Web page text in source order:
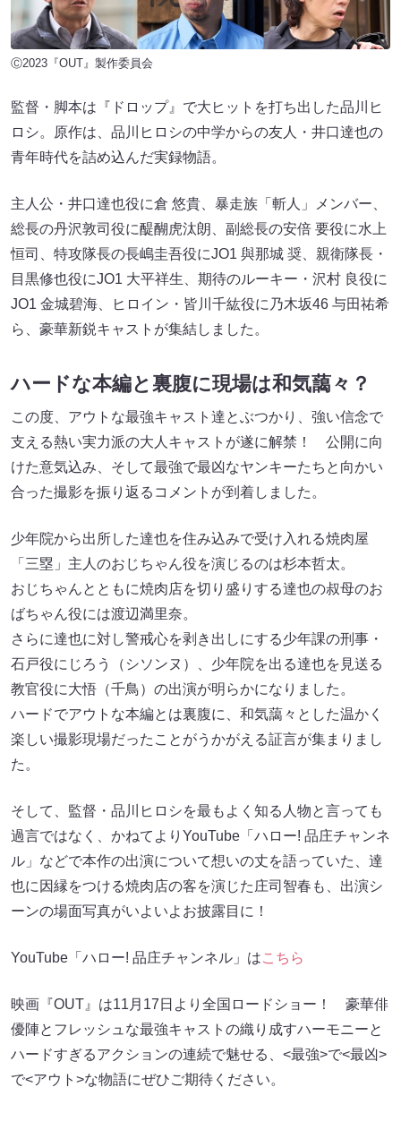
Ⓒ2023『OUT』製作委員会
監督・脚本は『ドロップ』で大ヒットを打ち出した品川ヒ
ロシ。原作は、品川ヒロシの中学からの友人・井口達也の
青年時代を詰め込んだ実録物語。
主人公・井口達也役に倉 悠貴、暴走族「斬人」メンバー、
総長の丹沢敦司役に醍醐虎汰朗、副総長の安倍 要役に⽔上
恒司、特攻隊長の長嶋圭吾役にJO1 與那城 奨、親衛隊長・
目黒修也役にJO1 ⼤平祥⽣、期待のルーキー・沢村 良役に
JO1 ⾦城碧海、ヒロイン・皆川千紘役に乃木坂46 与田祐希
ら、豪華新鋭キャストが集結しました。
ハードな本編と裏腹に現場は和気藹々？
この度、アウトな最強キャスト達とぶつかり、強い信念で
支える熱い実力派の大人キャストが遂に解禁！ 公開に向
けた意気込み、そして最強で最凶なヤンキーたちと向かい
合った撮影を振り返るコメントが到着しました。
少年院から出所した達也を住み込みで受け入れる焼肉屋
「三塁」主人のおじちゃん役を演じるのは杉本哲太。
おじちゃんとともに焼肉店を切り盛りする達也の叔母のお
ばちゃん役には渡辺満里奈。
さらに達也に対し警戒心を剥き出しにする少年課の刑事・
石戸役にじろう（シソンヌ）、少年院を出る達也を見送る
教官役に大悟（千鳥）の出演が明らかになりました。
ハードでアウトな本編とは裏腹に、和気藹々とした温かく
楽しい撮影現場だったことがうかがえる証言が集まりまし
た。
そして、監督・品川ヒロシを最もよく知る人物と言っても
過言ではなく、かねてよりYouTube「ハロー! 品庄チャンネ
ル」などで本作の出演について想いの丈を語っていた、達
也に因縁をつける焼肉店の客を演じた庄司智春も、出演シ
ーンの場面写真がいよいよお披露目に！
YouTube「ハロー! 品庄チャンネル」はこちら
映画『OUT』は11月17日より全国ロードショー！ 豪華俳
優陣とフレッシュな最強キャストの織り成すハーモニーと
ハードすぎるアクションの連続で魅せる、<最強>で<最凶>
で<アウト>な物語にぜひご期待ください。